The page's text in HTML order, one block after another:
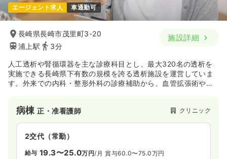
エージェント求人 車通勤可
長崎県長崎市茂里町3-20
浦上駅
3分
施設詳細
人工透析や腎循環器を主な診療科目とし、最大320名の透析を
実施できる長崎県下有数の規模を誇る透析施設を運営していま
す。外来での内科・整形外科の診療補助から、血管拡張術や造
病棟正・准看護師 クリニック
2交代（常勤）
給与 19.3〜25.0万円/月 賞与60.0〜75.0万円